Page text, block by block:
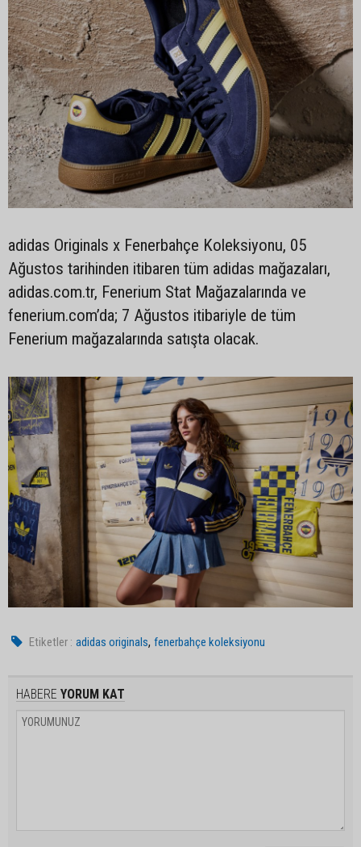
adidas Originals x Fenerbahçe Koleksiyonu, 05
Ağustos tarihinden itibaren tüm adidas mağazaları,
adidas.com.tr, Fenerium Stat Mağazalarında ve
fenerium.com’da; 7 Ağustos itibariyle de tüm
Fenerium mağazalarında satışta olacak.
Etiketler : adidas originals,fenerbahçe koleksiyonu
HABERE YORUM KAT